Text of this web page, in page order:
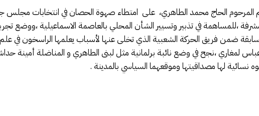
المرحوم الحاج محمد الطاهري، على امتطاء صهوة الحصان في انتخابات
،للمساهمة في تذبير وتسيير الشأن المحلي بالعاصمة الاسماعيلية ،ووضع
السابقة ضمن فريق الحركة الشعبية الذي تخلى عنها لأسباب يعلمها الراسخون في علم
لمغاري ،نجح في وضع نائبة برلمانية مثل لبنى الطاهري و المناضلة أمينة
لها مصداقيتها وموقعهما السياسي بالمدينة .